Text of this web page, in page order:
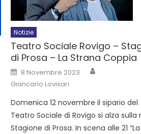
Notizie
Teatro Sociale Rovigo –
di Prosa – La Strana Coppia
8 Novembre 2023
Giancarlo Lovisari
Domenica 12 novembre il sipario del
Teatro Sociale di Rovigo si alza sulla
Stagione di Prosa. In scena alle 21 “La